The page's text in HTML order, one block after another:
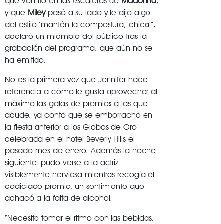
y que Mileypasó a su lado y le dijo algo
del estilo ‘mantén la compostura, chica’”,
declaró un miembro del público tras la
grabación del programa, que aún no se
ha emitido.
No es la primera vez que Jennifer hace
referencia a cómo le gusta aprovechar al
máximo las galas de premios a las que
acude, ya contó que se emborrachó en
la fiesta anterior a los Globos de Oro
celebrada en el hotel Beverly Hills el
pasado mes de enero. Además la noche
siguiente, pudo verse a la actriz
visiblemente nerviosa mientras recogía el
codiciado premio, un sentimiento que
achacó a la falta de alcohol.
“Necesito tomar el ritmo con las bebidas.